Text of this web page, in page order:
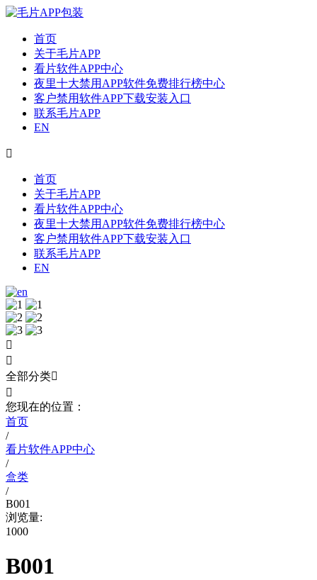
首页
关于毛片APP
看片软件APP中心
夜里十大禁用APP软件免费排行榜中心
客户禁用软件APP下载安装入口
联系毛片APP
EN

首页
关于毛片APP
看片软件APP中心
夜里十大禁用APP软件免费排行榜中心
客户禁用软件APP下载安装入口
联系毛片APP
EN


全部分类

您现在的位置：
首页
/
看片软件APP中心
/
盒类
/
B001
浏览量:
1000
B001